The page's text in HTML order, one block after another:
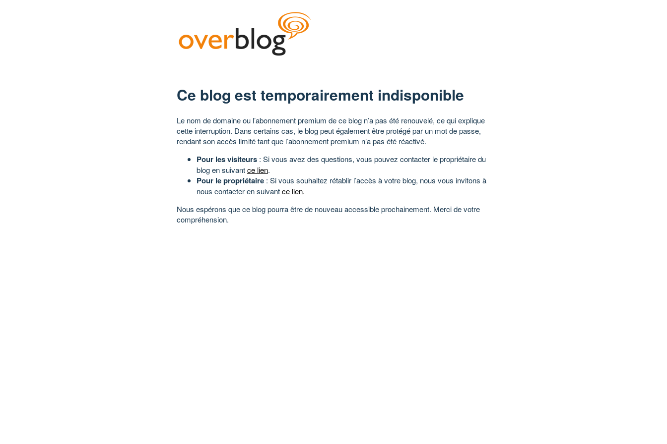
Ce blog est temporairement indisponible
Le nom de domaine ou l’abonnement premium de ce blog n’a pas été renouvelé, ce qui explique
cette interruption. Dans certains cas, le blog peut également être protégé par un mot de passe,
rendant son accès limité tant que l’abonnement premium n’a pas été réactivé.
Pour les visiteurs : Si vous avez des questions, vous pouvez contacter le propriétaire du
blog en suivantce lien.
Pour le propriétaire : Si vous souhaitez rétablir l’accès à votre blog, nous vous invitons à
nous contacter en suivantce lien.
Nous espérons que ce blog pourra être de nouveau accessible prochainement. Merci de votre
compréhension.